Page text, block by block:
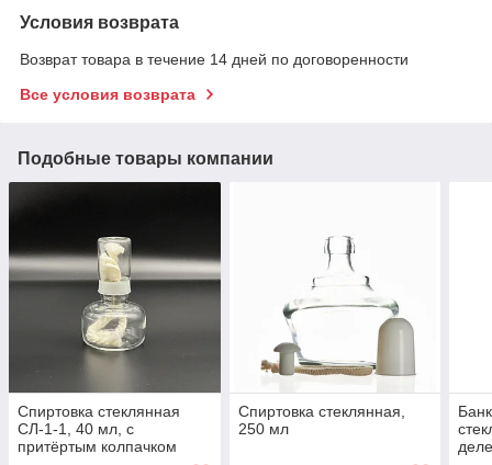
Условия возврата
Возврат товара в течение 14 дней по договоренности
Все условия возврата
Подобные товары компании
Спиртовка стеклянная
СЛ-1-1, 40 мл, с
притёртым колпачком
Спиртовка стеклянная,
250 мл